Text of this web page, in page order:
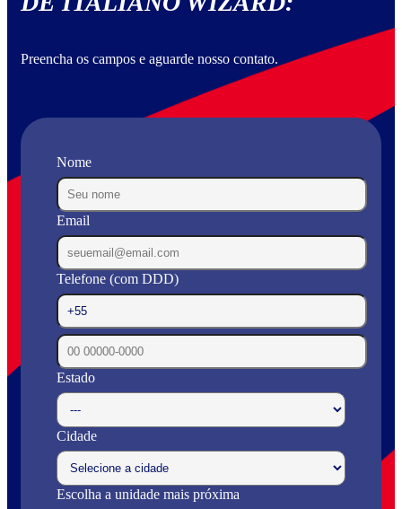
Preencha os campos e aguarde nosso contato.
Nome
Email
Telefone (com DDD)
Estado
Cidade
Escolha a unidade mais próxima